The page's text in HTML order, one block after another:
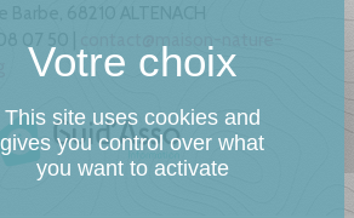
Barbe, 68210 ALTENACH
07 50 |
This site uses cookies and
gives you control over what
you want to activate